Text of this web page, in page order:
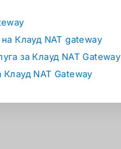
Клауд NAT gateway
за Клауд NAT Gateway
NAT Gateway